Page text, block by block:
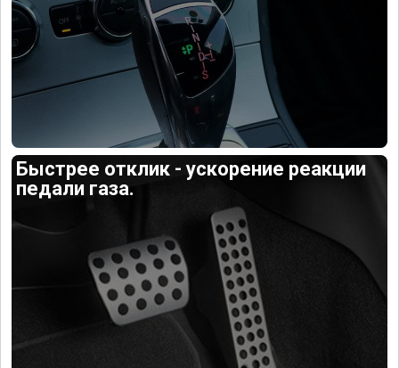
Быстрее отклик - ускорение реакции
педали газа.